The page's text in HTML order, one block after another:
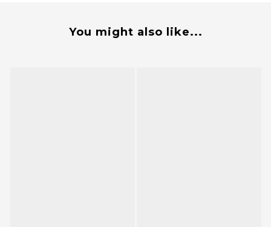
You might also like...